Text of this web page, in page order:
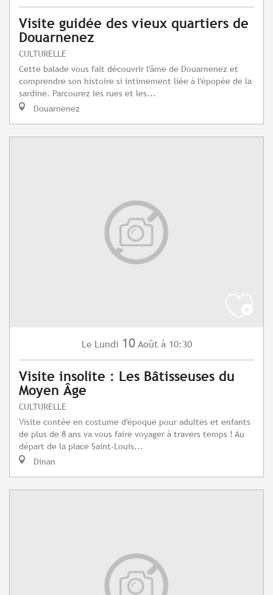
Visite guidée des vieux quartiers de
Douarnenez
CULTURELLE
Cette balade vous fait découvrir l'âme de Douarnenez et
comprendre son histoire si intimement liée à l'épopée de la
sardine. Parcourez les rues et les...
Douarnenez
Le Lundi 10 Août à 10:30
Visite insolite : Les Bâtisseuses du
Moyen Âge
CULTURELLE
Visite contée en costume d'époque pour adultes et enfants
de plus de 8 ans va vous faire voyager à travers temps ! Au
départ de la place Saint-Louis...
Dinan